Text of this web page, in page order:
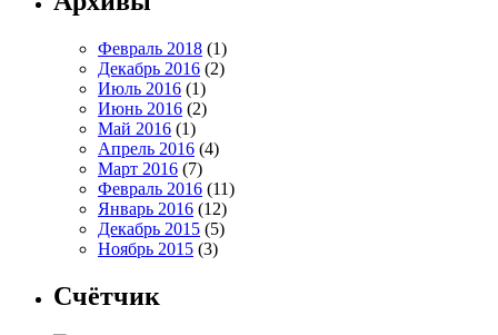
Февраль 2018 (1)
Декабрь 2016 (2)
Июль 2016 (1)
Июнь 2016 (2)
Май 2016 (1)
Апрель 2016 (4)
Март 2016 (7)
Февраль 2016 (11)
Январь 2016 (12)
Декабрь 2015 (5)
Ноябрь 2015 (3)
Счётчик